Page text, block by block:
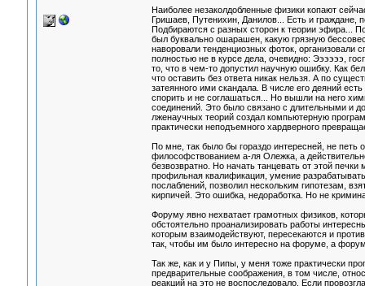
Наиболее незаколдобленные физики копают
Гришаев, Путенихин, Данилов... Есть и
Подбираются с разных сторон к теории эфира...
был буквально ошарашен, какую грязную
наворовали тенденциозных фоток,
полностью не в курсе дела, очевидно: Ээээээ,
то, что в чем-то допустил научную ошибку. Как
что оставить без ответа никак нельзя. А по
затеянного ими скандала. В числе его деяний
спорить и не соглашаться... Но вышли на него
соединений. Это было связано с длительными и
лженаучных теорий создал компьютерную
практически неподъемного хардверного
По мне, так было бы гораздо интересней, не
философствованием а-ля Олежка, а
безвозвратно. Но начать танцевать от этой
профильная квалификация, умение
послаблений, позволил нескольким гипотезам,
кирпичей. Это ошибка, недоработка. Но не
Форуму явно нехватает грамотных физиков,
обстоятельно проанализировать работы
которым взаимодействуют, пересекаются и
так, чтобы им было интересно на форуме, а
Так же, как и у Пипы, у меня тоже практически
предварительные соображения, в том числе,
реакций на это не воспоследовало. Если